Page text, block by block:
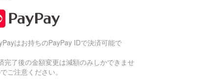
はお持ちのPayPay IDで決済可能で
完了後の金額変更は減額のみしかできませ
ご注意ください。